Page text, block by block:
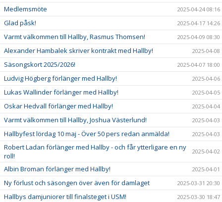
Medlemsmöte 2025-04-24 08:16
Glad påsk! 2025-04-17 14:26
Varmt välkommen till Hallby, Rasmus Thomsen! 2025-04-09 08:30
Alexander Hambalek skriver kontrakt med Hallby! 2025-04-08
Säsongskort 2025/2026! 2025-04-07 18:00
Ludvig Högberg förlänger med Hallby! 2025-04-06
Lukas Wallinder förlänger med Hallby! 2025-04-05
Oskar Hedvall förlänger med Hallby! 2025-04-04
Varmt välkommen till Hallby, Joshua Västerlund! 2025-04-03
Hallbyfest lördag 10 maj - Över 50 pers redan anmälda! 2025-04-03
Robert Ladan förlänger med Hallby - och får ytterligare en ny
roll!
2025-04-02
Albin Broman förlänger med Hallby! 2025-04-01
Ny förlust och säsongen över även för damlaget 2025-03-31 20:30
Hallbys damjuniorer till finalsteget i USM! 2025-03-30 18:47